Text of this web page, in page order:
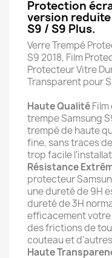
Protection
version
S9 / S9 Plus.
Verre Trempé
S9 2018, Film
Protecteur Vitre
Transparent pour
Haute Qualité
trempe Samsung
trempé de haute
fine, sans traces
trop facile
Résistance
protecteur
une dureté de 9H
dureté de 3H
efficacement
des frictions de
couteau et
Haute